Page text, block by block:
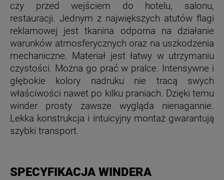
czy przed wejściem do hotelu, salonu,
restauracji. Jednym z największych atutów flagi
reklamowej jest tkanina odporna na działanie
warunków atmosferycznych oraz na uszkodzenia
mechaniczne. Materiał jest łatwy w utrzymaniu
czystości. Można go prać w pralce. Intensywne i
głębokie kolory nadruku nie tracą swych
właściwości nawet po kilku praniach. Dzięki temu
winder prosty zawsze wygląda nienagannie.
Lekka konstrukcja i intuicyjny montaż gwarantują
szybki transport.
SPECYFIKACJA WINDERA